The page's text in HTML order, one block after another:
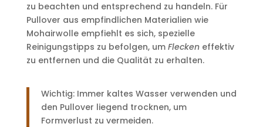
zu beachten und entsprechend zu handeln. Für
Pullover aus empfindlichen Materialien wie
Mohairwolle empfiehlt es sich, spezielle
Reinigungstipps zu befolgen, um Fleckeneffektiv
zu entfernen und die Qualität zu erhalten.
Wichtig: Immer kaltes Wasser verwenden und
den Pullover liegend trocknen, um
Formverlust zu vermeiden.